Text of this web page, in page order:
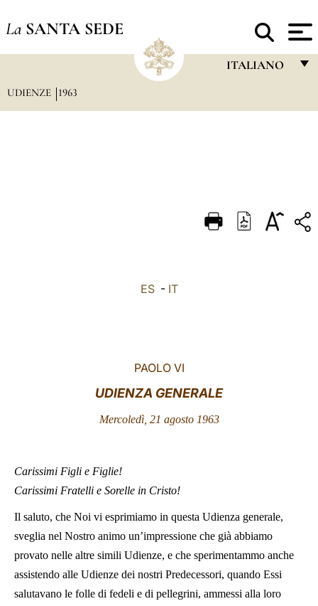
La SANTA SEDE
ITALIANO
DEUTSCH
UDIENZE 1963
ES- IT
PAOLO VI
UDIENZA GENERALE
Mercoledì, 21 agosto 1963
Carissimi Figli e Figlie!
Carissimi Fratelli e Sorelle in Cristo!
Il saluto, che Noi vi esprimiamo in questa Udienza generale,
sveglia nel Nostro animo un’impressione che già abbiamo
provato nelle altre simili Udienze, e che sperimentammo anche
assistendo alle Udienze dei nostri Predecessori, quando Essi
salutavano le folle di fedeli e di pellegrini, ammessi alla loro